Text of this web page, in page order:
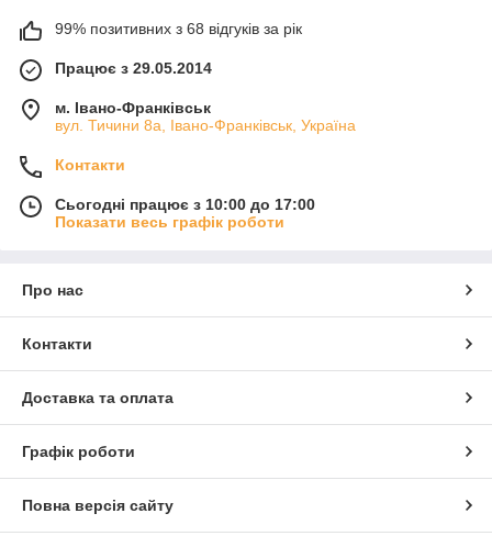
99% позитивних з 68 відгуків за рік
Працює з 29.05.2014
м. Івано-Франківськ
вул. Тичини 8а, Івано-Франківськ, Україна
Контакти
Сьогодні працює з 10:00 до 17:00
Показати весь графік роботи
Про нас
Контакти
Доставка та оплата
Графік роботи
Повна версія сайту